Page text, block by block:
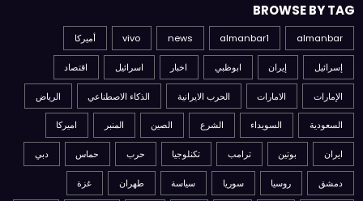
BROWSE BY TAG
almanbar
almanbar1
news
vivo أميركا
إسرائيل إيران ابوظبي اخبار اسرائيل اقتصاد
الإمارات الامارات الحرب الايرانية الذكاء الاصطناعي الرياض
السعودية السويداء الشرع الصين المنبر اميركا
ايران بوتين ترامب تكنلوجيا حرب حماس دبي
دمشق روسيا سوريا سياسة طهران غزة